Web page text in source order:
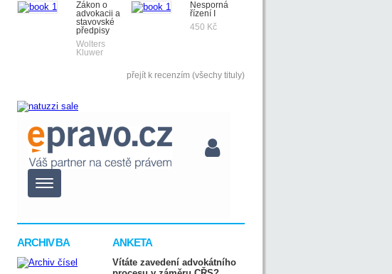
Zákon o
advokacii a
stavovské
předpisy
Wolters
Kluwer
Nesporná
řízení I
450 Kč
přejít k recenzím (všechy tituly)
ARCHIV BA ANKETA
Vítáte zavedení advokátního